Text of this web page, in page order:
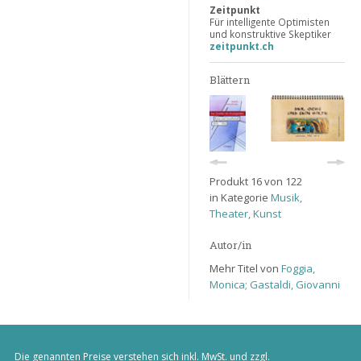
Zeitpunkt
Für intelligente Optimisten
und konstruktive Skeptiker
zeitpunkt.ch
Blättern
Produkt 16 von 122
in Kategorie Musik,
Theater, Kunst
Autor/in
Mehr Titel von Foggia,
Monica; Gastaldi, Giovanni
Die genannten Preise verstehen sich inkl. MwSt. und zzgl.